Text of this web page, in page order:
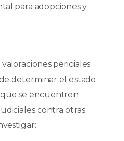
para adopciones y
periciales
determinar el estado
se encuentren
contra otras